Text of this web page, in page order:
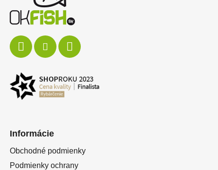
Informácie
Obchodné podmienky
Podmienky ochrany